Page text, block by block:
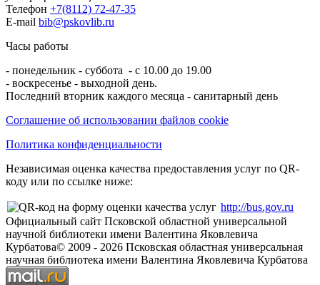
Телефон +7(8112) 72-47-35
E-mail bib@pskovlib.ru
Часы работы
- понедельник - суббота - с 10.00 до 19.00
- воскресенье - выходной день.
Последний вторник каждого месяца - санитарный день
Соглашение об использовании файлов cookie
Политика конфиденциальности
Независимая оценка качества предоставления услуг по QR-
коду или по ссылке ниже:
http://bus.gov.ru
Официальный сайт Псковской областной универсальной
научной библиотеки имени Валентина Яковлевича
Курбатова© 2009 - 2026 Псковская областная универсальная
научная библиотека имени Валентина Яковлевича Курбатова